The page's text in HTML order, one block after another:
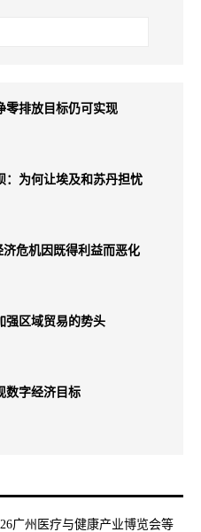
零排放目标仍可实现
：为何让埃及和苏丹担忧
危机因既得利益而恶化
强区域贸易的势头
数字经济目标
广州医疗与健康产业博览会等